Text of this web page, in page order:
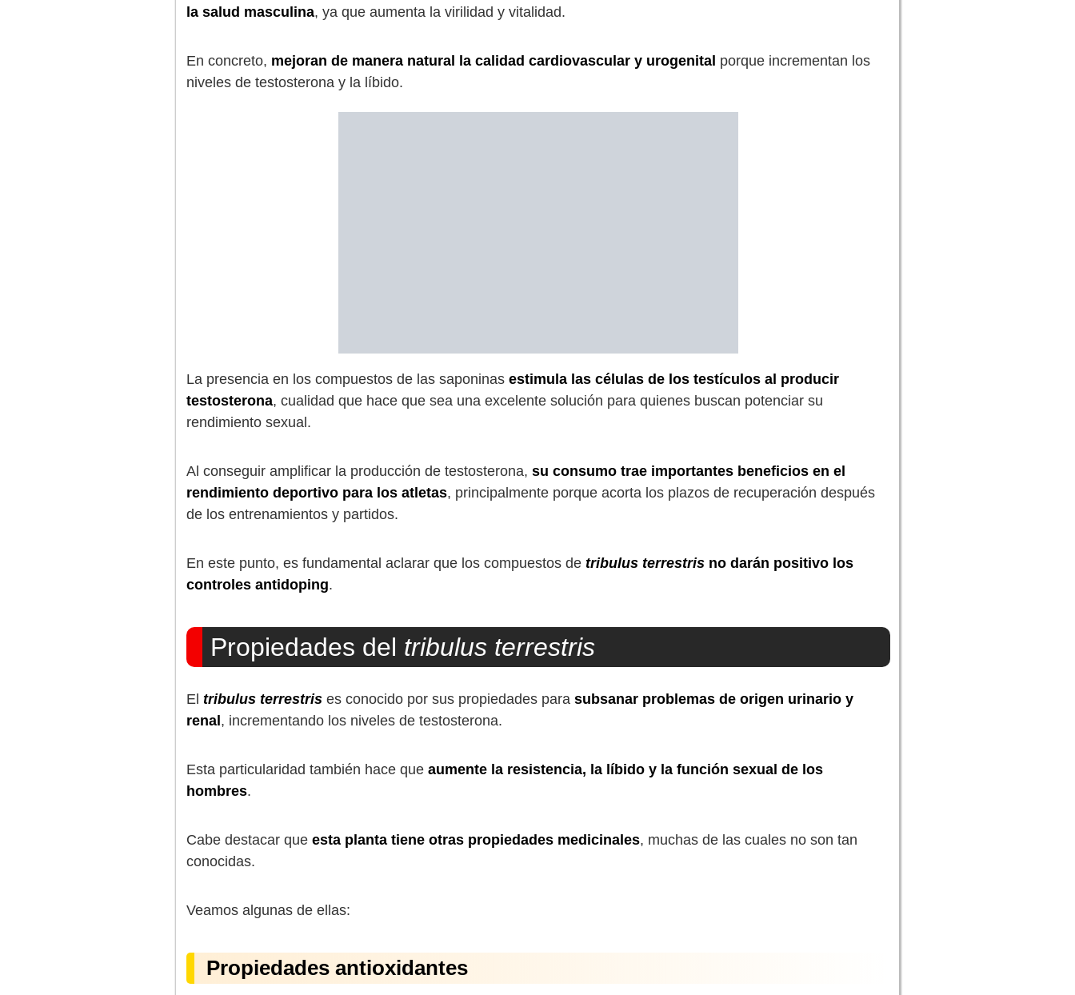
la salud masculina, ya que aumenta la virilidad y vitalidad.
En concreto, mejoran de manera natural la calidad cardiovascular y urogenital porque incrementan los
niveles de testosterona y la líbido.
La presencia en los compuestos de las saponinas estimula las células de los testículos al producir
testosterona, cualidad que hace que sea una excelente solución para quienes buscan potenciar su
rendimiento sexual.
Al conseguir amplificar la producción de testosterona, su consumo trae importantes beneficios en el
rendimiento deportivo para los atletas, principalmente porque acorta los plazos de recuperación después
de los entrenamientos y partidos.
En este punto, es fundamental aclarar que los compuestos de tribulus terrestris no darán positivo los
controles antidoping.
Propiedades del tribulus terrestris
El tribulus terrestrises conocido por sus propiedades para subsanar problemas de origen urinario y
renal, incrementando los niveles de testosterona.
Esta particularidad también hace que aumente la resistencia, la líbido y la función sexual de los
hombres.
Cabe destacar que esta planta tiene otras propiedades medicinales, muchas de las cuales no son tan
conocidas.
Veamos algunas de ellas:
Propiedades antioxidantes